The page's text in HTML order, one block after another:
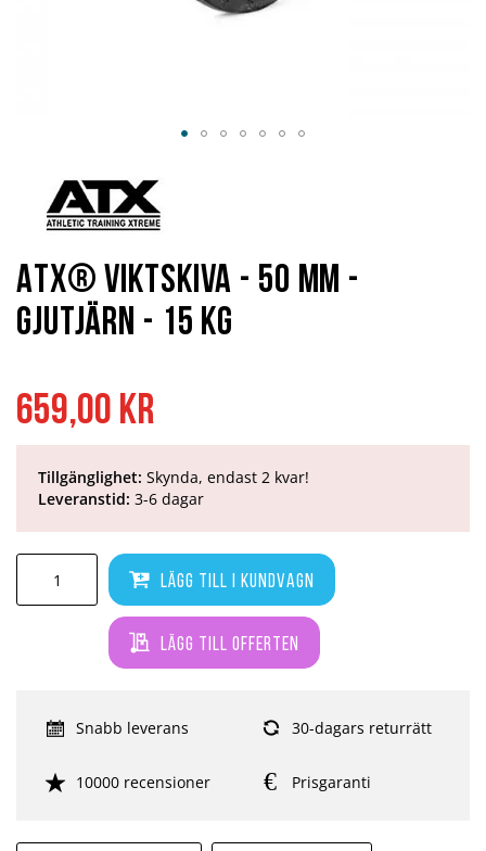
659,00 kr
Lägg till i kundvagn
Lägg till offerten
Tillgänglighet: Skynda, endast 2 kvar!
Leveranstid: 3-6 dagar
Snabb leverans 30-dagars returrätt
10000 recensioner Prisgaranti
ATX® Viktskiva - 50 mm -
Gjutjärn - 15 kg
början
bildgalleriet